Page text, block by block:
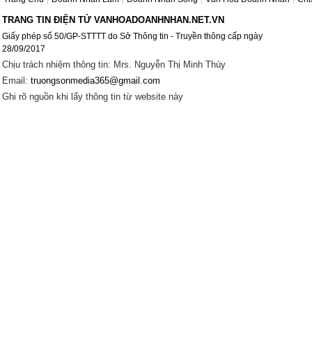
TRANG TIN ĐIỆN TỬ VANHOADOANHNHAN.NET.VN
Giấy phép số 50/GP-STTTT do Sở Thông tin - Truyền thông cấp ngày
28/09/2017
Chịu trách nhiệm thông tin: Mrs. Nguyễn Thị Minh Thúy
Email: truongsonmedia365@gmail.com
Ghi rõ nguồn khi lấy thông tin từ website này